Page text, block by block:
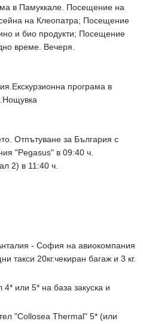
в Памуккале. Посещение на
на Клеопатра; Посещение
и био продукти; Посещение
време. Вечеря.
програма в
Отпътуване за България с
"Pegasus" в 09:40 ч.
2) в 11:40 ч.
- София на авиокомпания
такси 20кг.чекиран багаж и 3 кг.
или 5* на база закуска и
"Collosea Thermal" 5* (или